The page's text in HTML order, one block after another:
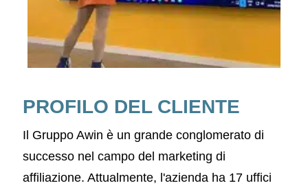
PROFILO DEL CLIENTE
Il Gruppo Awin è un grande conglomerato di
successo nel campo del marketing di
affiliazione. Attualmente, l'azienda ha 17 uffici